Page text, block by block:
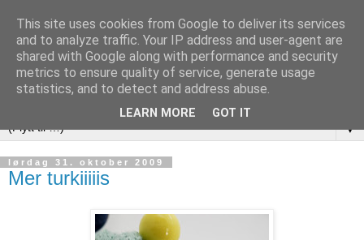
▼
lørdag 31. oktober 2009
Mer turkiiiiis
This site uses cookies from Google to deliver its services
and to analyze traffic. Your IP address and user-agent are
shared with Google along with performance and security
metrics to ensure quality of service, generate usage
statistics, and to detect and address abuse.
LEARN MORE GOT IT